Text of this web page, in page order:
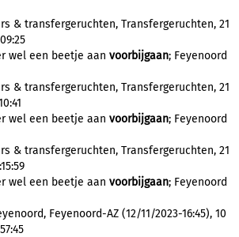
& transfergeruchten, Transfergeruchten, 21
wel een beetje aan voorbijgaan; Feyenoord
& transfergeruchten, Transfergeruchten, 21
wel een beetje aan voorbijgaan; Feyenoord
& transfergeruchten, Transfergeruchten, 21
wel een beetje aan voorbijgaan; Feyenoord
Feyenoord-AZ (12/11/2023-16:45), 10